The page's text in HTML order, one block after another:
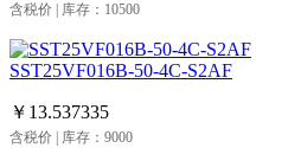
含税价 | 库存：10500
SST25VF016B-50-4C-S2AF
￥13.537335
含税价 | 库存：9000